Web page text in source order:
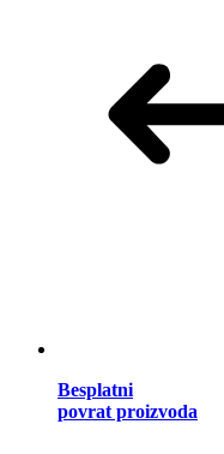
Besplatni
povrat proizvoda